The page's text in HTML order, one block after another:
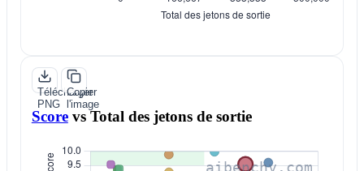
Télécharger
PNG
Copier
l'image
Score vsTotal des jetons de sortie